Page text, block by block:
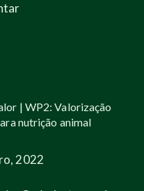
| WP2: Valorização
nutrição animal
2022